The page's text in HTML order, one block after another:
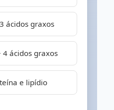
ácidos graxos
4 ácidos graxos
e lipídio